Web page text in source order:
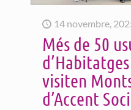
14 novembre,
Més de 50
visiten
d’Accent